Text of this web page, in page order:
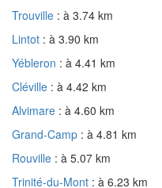
Trouville : à 3.74 km
Lintot : à 3.90 km
Yébleron : à 4.41 km
Cléville : à 4.42 km
Alvimare : à 4.60 km
Grand-Camp : à 4.81 km
Rouville : à 5.07 km
Trinité-du-Mont : à 6.23 km